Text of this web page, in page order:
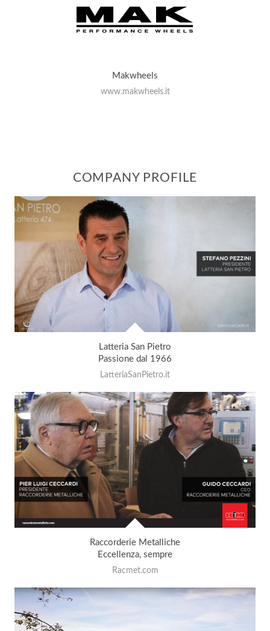
Makwheels
www.makwheels.it
COMPANY PROFILE
Latteria San Pietro
Passione dal 1966
LatteriaSanPietro.it
Raccorderie Metalliche
Eccellenza, sempre
Racmet.com